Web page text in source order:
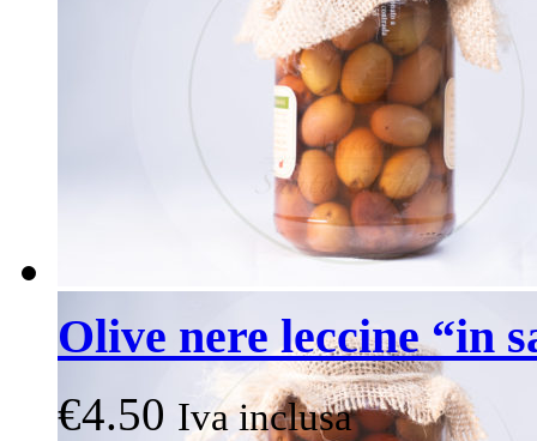
Olive nere leccine “in
€4.50 Iva inclusa